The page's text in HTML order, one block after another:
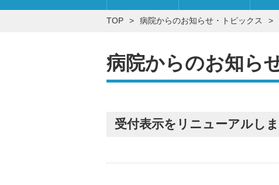
宗像水光会総合病院
院長あいさつ
フ
外来について
受診申し込みから帰宅までの流れ
寝具について
創傷治療センター・足病外来 小
TOP 病院からのお知らせ・トピックス
病院からのお知ら
受付表示をリニューアルし